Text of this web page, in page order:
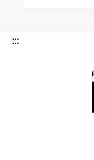
音樂，並演出不
y）的創作。一
受到表現主義
對戰爭與工業
時因為發展新
:::